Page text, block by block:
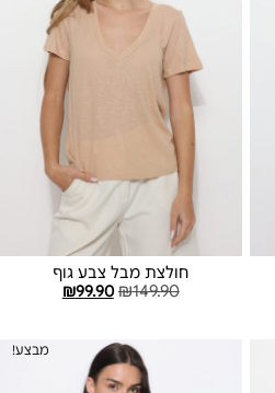
חולצת מבל צבע גוף
₪149.90
₪99.90
מבצע!